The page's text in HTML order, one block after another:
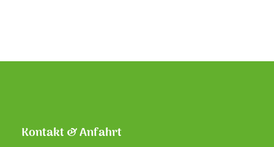
Kontakt & Anfahrt